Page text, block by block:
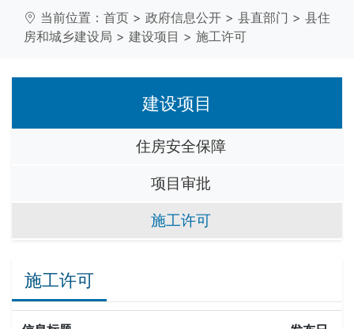
当前位置： 首页 > 政府信息公开 > 县直部门 > 县住
房和城乡建设局 > 建设项目 > 施工许可
建设项目
住房安全保障
项目审批
施工许可
施工许可